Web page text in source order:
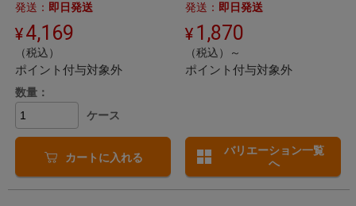
発送： 即日発送
4,169
（税込）
ポイント付与対象外
数量：
ケース
カートに入れる
発送： 即日発送
1,870
（税込）～
ポイント付与対象外
バリエーション一覧
へ